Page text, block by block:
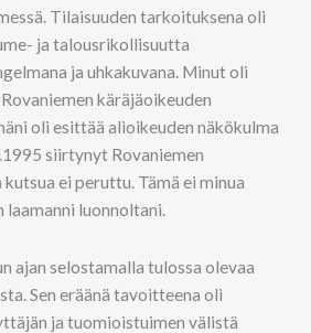
Tilaisuuden tarkoituksena oli
ja talousrikollisuutta
ja uhkakuvana. Minut oli
käräjäoikeuden
oli esittää alioikeuden näkökulma
siirtynyt Rovaniemen
ei peruttu. Tämä ei minua
laamanni luonnoltani.
ajan selostamalla tulossa olevaa
Sen eräänä tavoitteena oli
ja tuomioistuimen välistä